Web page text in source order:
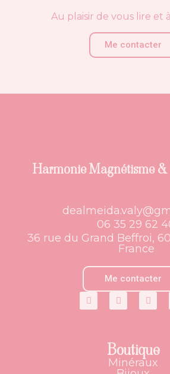
Au plaisir de vous lire et
Me contacter
Harmonie Magnétisme
06 35 29 62
36 rue du Grand Beffroi,
France
Me contacter
Boutique
Minéraux